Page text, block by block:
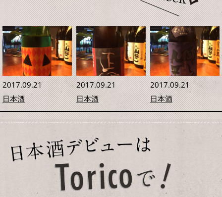
2017.09.21
日本酒
2017.09.21
日本酒
2017.09.21
日本酒